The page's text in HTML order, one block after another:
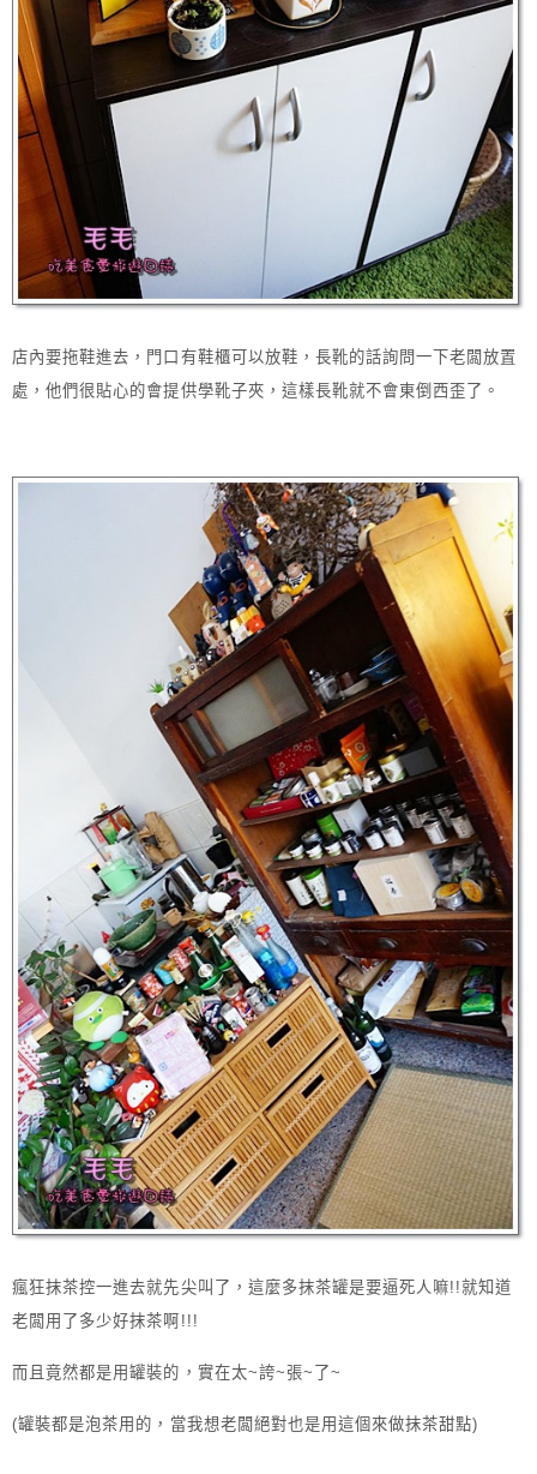
店內要拖鞋進去，門口有鞋櫃可以放鞋，長靴的話詢問一下老闆放置
處，他們很貼心的會提供學靴子夾，這樣長靴就不會東倒西歪了。
瘋狂抹茶控一進去就先尖叫了，這麼多抹茶罐是要逼死人嘛!!就知道
老闆用了多少好抹茶啊!!!
而且竟然都是用罐裝的，實在太~誇~張~了~
(罐裝都是泡茶用的，當我想老闆絕對也是用這個來做抹茶甜點)